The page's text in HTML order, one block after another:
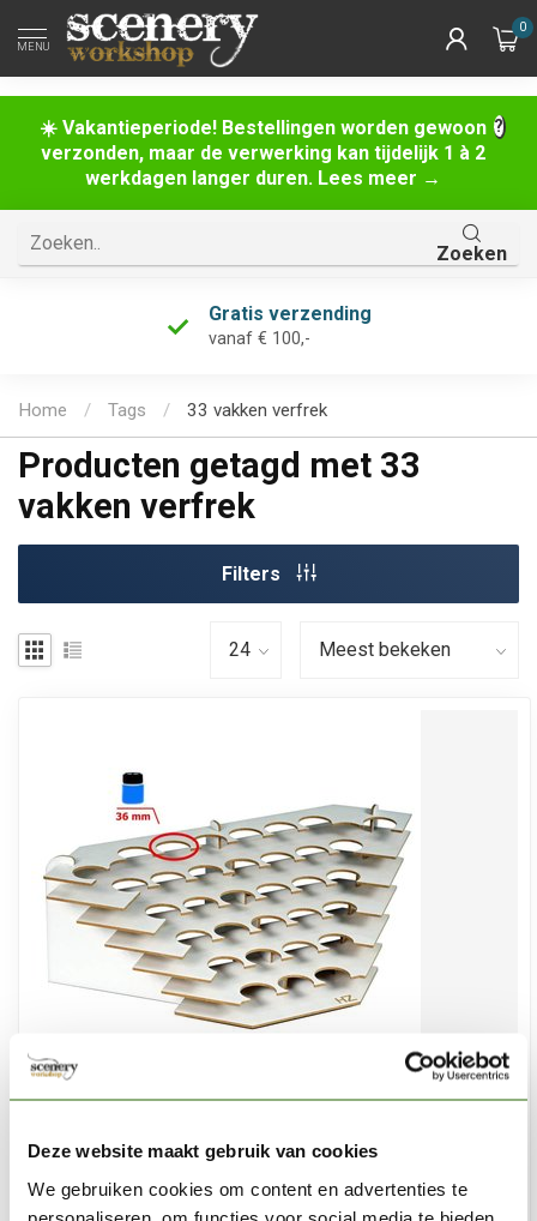
Deze website maakt gebruik van cookies
We gebruiken cookies om content en advertenties te
personaliseren, om functies voor social media te bieden
☀️ Vakantieperiode! Bestellingen worden gewoon
verzonden, maar de verwerking kan tijdelijk 1 à 2
werkdagen langer duren. Lees meer →
MENU
0
Zoeken
Gratis verzending
vanaf € 100,-
Home / Tags / 33 vakken verfrek
Producten getagd met 33
vakken verfrek
Filters
Large Corner Paint Stand - 36mm potjes verfrek - S2Nb
€11,95